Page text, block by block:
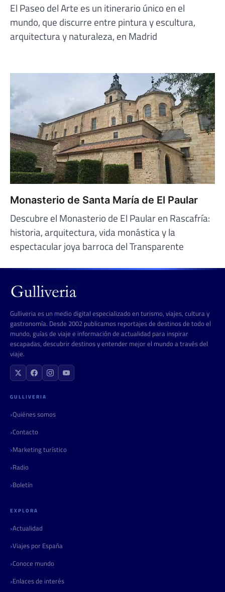
El Paseo del Arte es un itinerario único en el
mundo, que discurre entre pintura y escultura,
arquitectura y naturaleza, en Madrid
Monasterio de Santa María de El Paular
Descubre el Monasterio de El Paular en Rascafría:
historia, arquitectura, vida monástica y la
espectacular joya barroca del Transparente
Gulliveria es un medio digital especializado en turismo, viajes, cultura y
gastronomía. Desde 2002 publicamos reportajes de destinos de todo el
mundo, guías de viaje e información de actualidad para inspirar
escapadas, descubrir destinos y entender mejor el mundo a través del
viaje.
GULLIVERIA
Quiénes somos
Contacto
Marketing turístico
Radio
Boletín
EXPLORA
Actualidad
Viajes por España
Conoce mundo
Enlaces de interés